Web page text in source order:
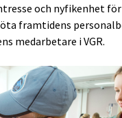
och nyfikenhet
framtidens
medarbetare i VGR.